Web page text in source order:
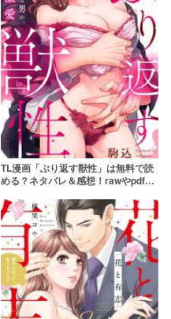
TL漫画「ぶり返す獣性」は無料で読
める？ネタバレ＆感想！rawやpdfは